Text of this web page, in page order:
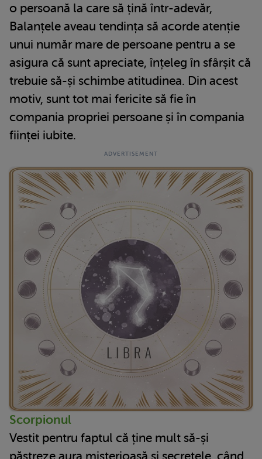
o persoană la care să țină într-adevăr,
Balanțele aveau tendința să acorde atenție
unui număr mare de persoane pentru a se
asigura că sunt apreciate, înțeleg în sfârșit că
trebuie să-și schimbe atitudinea. Din acest
motiv, sunt tot mai fericite să fie în
compania propriei persoane și în compania
ființei iubite.
Scorpionul
Vestit pentru faptul că ține mult să-și
păstreze aura misterioasă și secretele, când